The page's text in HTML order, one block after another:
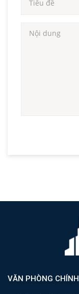
VĂN PHÒNG CHÍNH